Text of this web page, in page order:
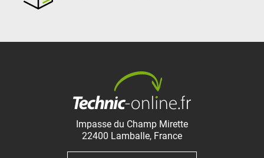
Impasse du Champ Mirette
22400 Lamballe, France